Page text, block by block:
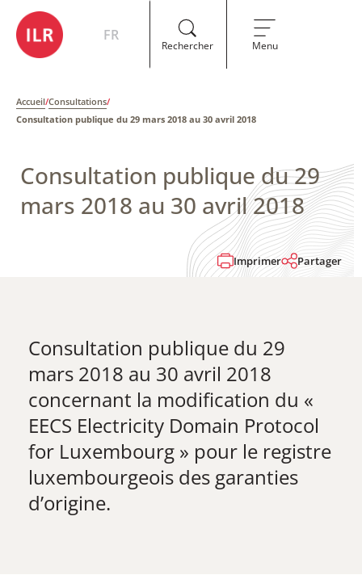
FR
Rechercher Menu
Accueil/Consultations/
Consultation publique du 29 mars 2018 au 30 avril 2018
Consultation publique du 29
mars 2018 au 30 avril 2018
Imprimer Partager
Consultation publique du 29
mars 2018 au 30 avril 2018 ​
concernant la modification du «
EECS Electricity Domain Protocol
for Luxembourg » pour le registre
luxembourgeois des garanties
d’origine.